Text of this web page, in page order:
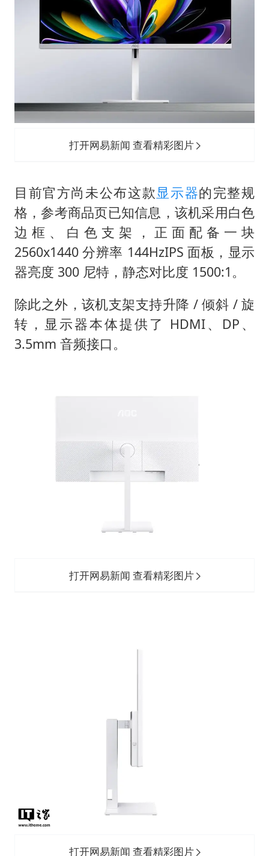
打开网易新闻 查看精彩图片
目前官方尚未公布这款显示器的完整规
格，参考商品页已知信息，该机采用白色
边框、白色支架，正面配备一块
2560x1440 分辨率 144HzIPS 面板，显示
器亮度 300 尼特，静态对比度 1500:1。
除此之外，该机支架支持升降 / 倾斜 / 旋
转，显示器本体提供了 HDMI、DP、
3.5mm 音频接口。
打开网易新闻 查看精彩图片
打开网易新闻 查看精彩图片